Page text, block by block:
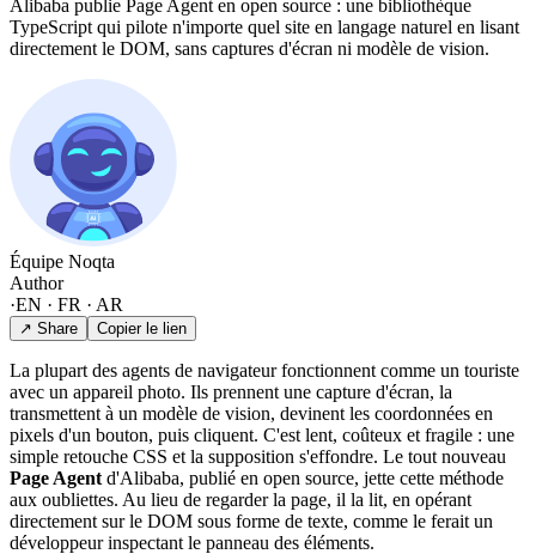
Alibaba publie Page Agent en open source : une bibliothèque
TypeScript qui pilote n'importe quel site en langage naturel en lisant
directement le DOM, sans captures d'écran ni modèle de vision.
Équipe Noqta
Author
·EN · FR · AR
↗ Share Copier le lien
La plupart des agents de navigateur fonctionnent comme un touriste
avec un appareil photo. Ils prennent une capture d'écran, la
transmettent à un modèle de vision, devinent les coordonnées en
pixels d'un bouton, puis cliquent. C'est lent, coûteux et fragile : une
simple retouche CSS et la supposition s'effondre. Le tout nouveau
Page Agent d'Alibaba, publié en open source, jette cette méthode
aux oubliettes. Au lieu de regarder la page, il la lit, en opérant
directement sur le DOM sous forme de texte, comme le ferait un
développeur inspectant le panneau des éléments.